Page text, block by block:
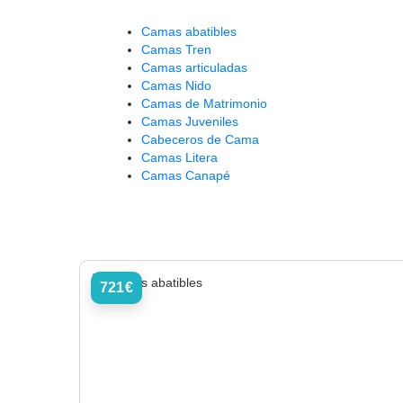
Camas abatibles
Camas Tren
Camas articuladas
Camas Nido
Camas de Matrimonio
Camas Juveniles
Cabeceros de Cama
Camas Litera
Camas Canapé
721€